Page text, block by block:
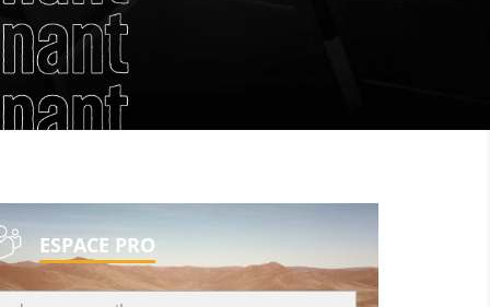
ESPACE PRO